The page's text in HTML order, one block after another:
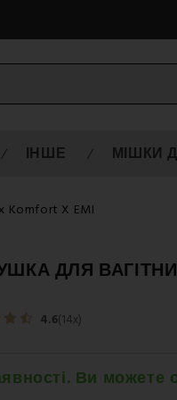
ІНШЕ МІШКИ
Komfort X EMI
ДЛЯ
4.6(14x)
Ви можете